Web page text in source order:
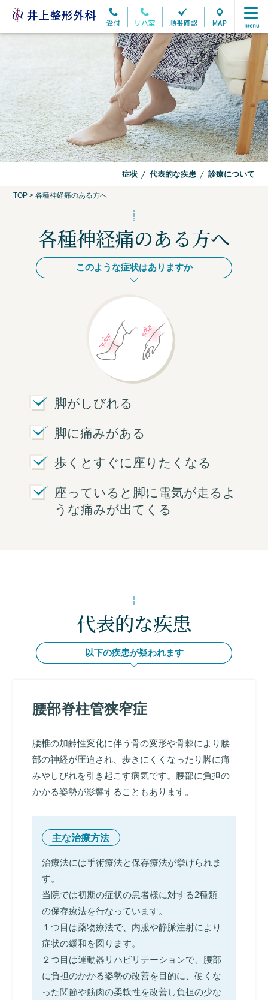
症状 代表的な疾患 診療について
TOP> 各種神経痛のある方へ
各種神経痛のある方へ
このような症状はありますか
脚がしびれる
脚に痛みがある
歩くとすぐに座りたくなる
座っていると脚に電気が走るよ
うな痛みが出てくる
代表的な疾患
以下の疾患が疑われます
腰部脊柱管狭窄症
腰椎の加齢性変化に伴う骨の変形や骨棘により腰
部の神経が圧迫され、歩きにくくなったり脚に痛
みやしびれを引き起こす病気です。腰部に負担の
かかる姿勢が影響することもあります。
主な治療方法
治療法には手術療法と保存療法が挙げられま
す。
当院では初期の症状の患者様に対する2種類
の保存療法を行なっています。
１つ目は薬物療法で、内服や静脈注射により
症状の緩和を図ります。
２つ目は運動器リハビリテーションで、腰部
に負担のかかる姿勢の改善を目的に、硬くな
った関節や筋肉の柔軟性を改善し負担の少な